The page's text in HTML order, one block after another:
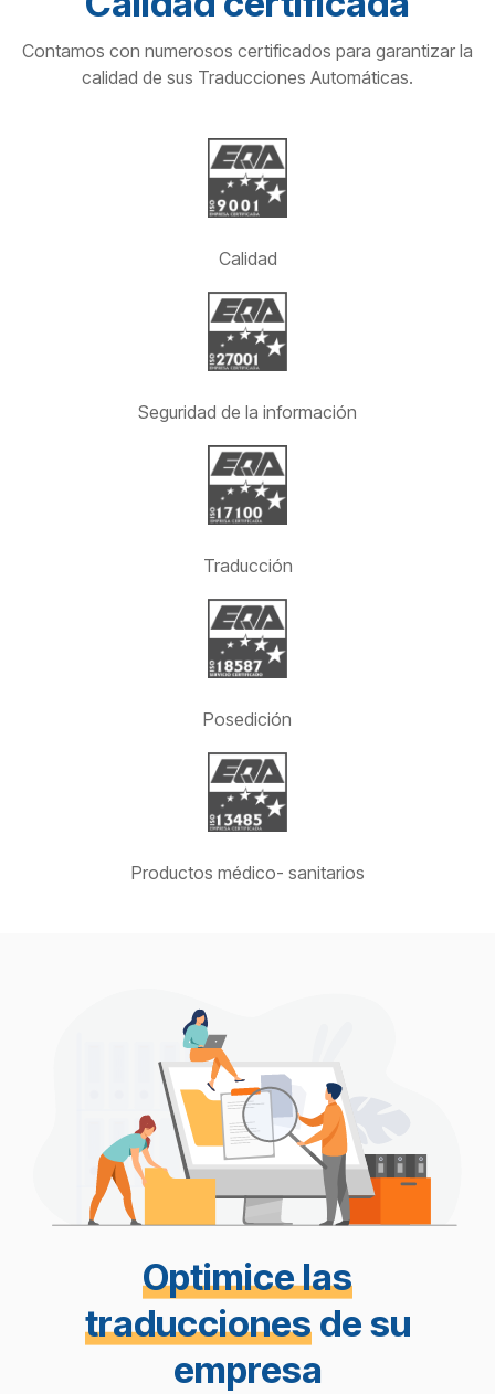
Contamos con numerosos certificados para garantizar la
calidad de sus Traducciones Automáticas.
Calidad
Seguridad de la información
Traducción
Posedición
Productos médico- sanitarios
Optimice las
traduccionesde su
empresa